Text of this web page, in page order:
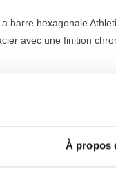
À propos
barre hexagonale
avec une finition
MATÉRIEL DE